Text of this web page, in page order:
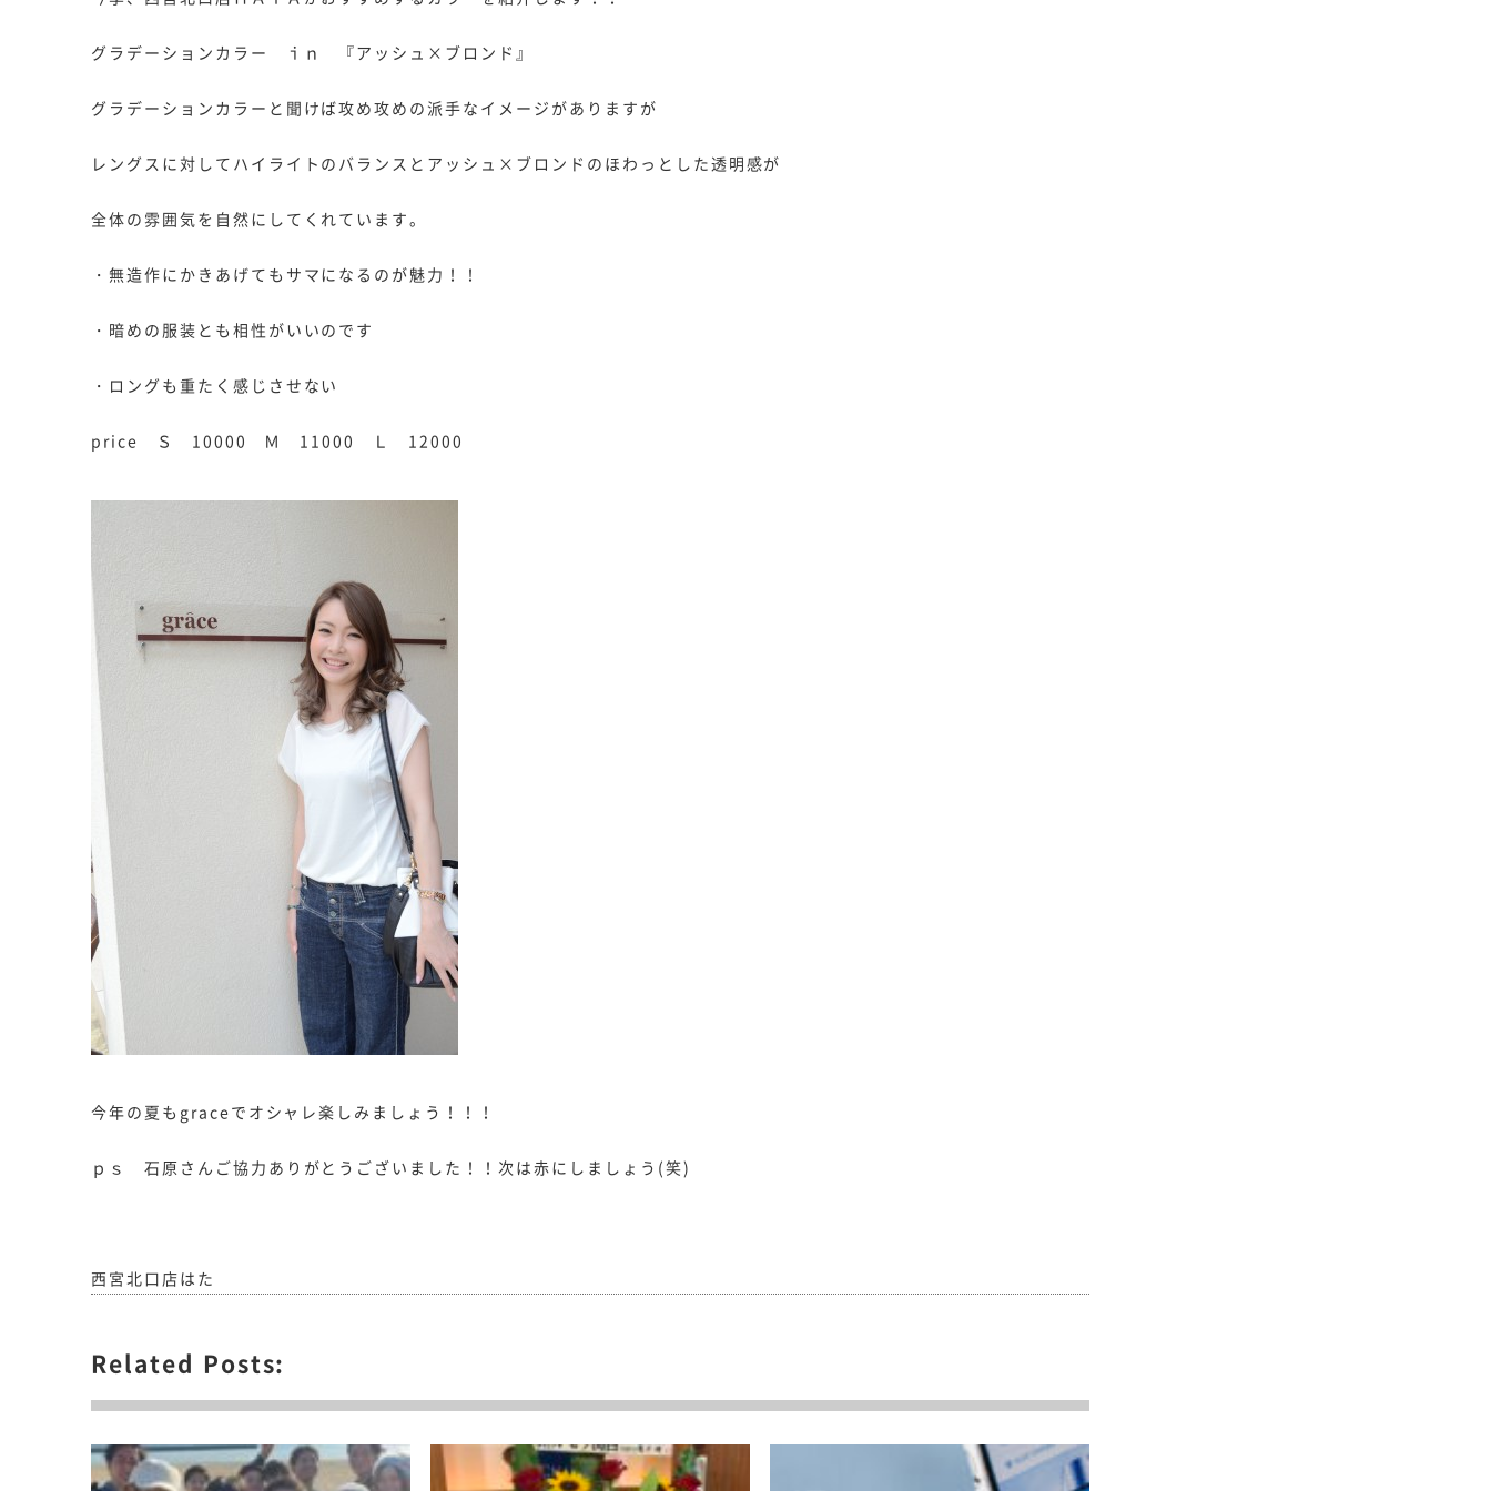
グラデーションカラー ｉｎ 『アッシュ×ブロンド』
グラデーションカラーと聞けば攻め攻めの派手なイメージがありますが
レングスに対してハイライトのバランスとアッシュ×ブロンドのほわっとした透明感が
全体の雰囲気を自然にしてくれています。
・無造作にかきあげてもサマになるのが魅力！！
・暗めの服装とも相性がいいのです
・ロングも重たく感じさせない
price Ｓ 10000 Ｍ 11000 Ｌ 12000
今年の夏もgraceでオシャレ楽しみましょう！！！
ｐｓ 石原さんご協力ありがとうございました！！次は赤にしましょう(笑)
西宮北口店はた
Related Posts: